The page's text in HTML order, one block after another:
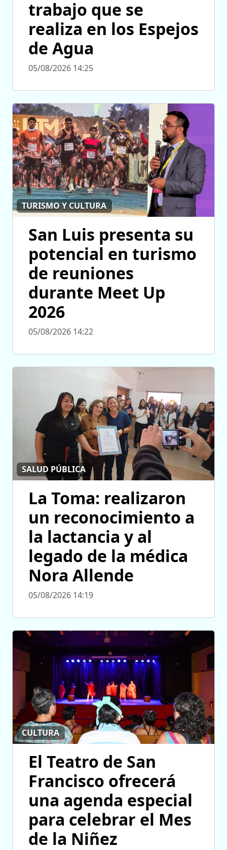
trabajo que se
realiza en los Espejos
de Agua
05/08/2026 14:25
TURISMO Y CULTURA
San Luis presenta su
potencial en turismo
de reuniones
durante Meet Up
2026
05/08/2026 14:22
SALUD PÚBLICA
La Toma: realizaron
un reconocimiento a
la lactancia y al
legado de la médica
Nora Allende
05/08/2026 14:19
CULTURA
El Teatro de San
Francisco ofrecerá
una agenda especial
para celebrar el Mes
de la Niñez